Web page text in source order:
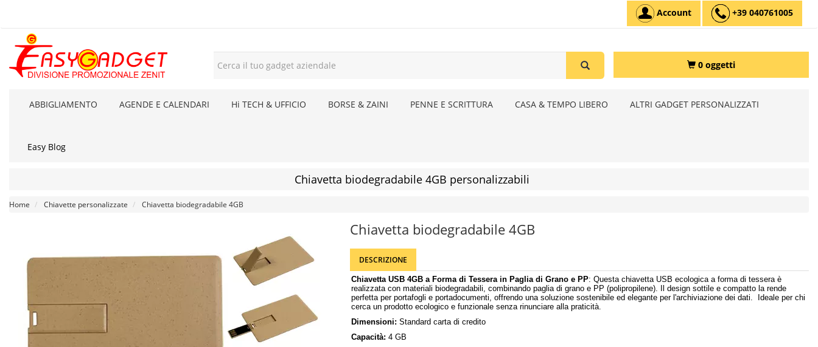
Account +39 040761005
0 oggetti
ABBIGLIAMENTO AGENDE E CALENDARI Hi TECH & UFFICIO BORSE & ZAINI PENNE E SCRITTURA CASA & TEMPO LIBERO ALTRI GADGET PERSONALIZZATI
Easy Blog
Chiavetta biodegradabile 4GB personalizzabili
Home Chiavette personalizzate Chiavetta biodegradabile 4GB
Chiavetta biodegradabile 4GB
DESCRIZIONE
Chiavetta USB 4GB a Forma di Tessera in Paglia di Grano e PP: Questa chiavetta USB ecologica a forma di tessera è
realizzata con materiali biodegradabili, combinando paglia di grano e PP (polipropilene). Il design sottile e compatto la rende
perfetta per portafogli e portadocumenti, offrendo una soluzione sostenibile ed elegante per l'archiviazione dei dati. Ideale per chi
cerca un prodotto ecologico e funzionale senza rinunciare alla praticità.
Dimensioni: Standard carta di credito
Capacità: 4 GB